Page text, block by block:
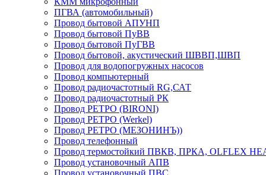
ПГВА (автомобильный)
Провод бытовой АПУНП
Провод бытовой ПуВВ
Провод бытовой ПуГВВ
Провод бытовой, акустический ШВВП,ШВП
Провод для водопогружных насосов
Провод компьютерный
Провод радиочастотный RG,САТ
Провод радиочастотный РК
Провод РЕТРО (BIRONI)
Провод РЕТРО (Werkel)
Провод РЕТРО (МЕЗОНИНЪ))
Провод телефонный
Провод термостойкий ПВКВ, ПРКА, OLFLEX
Провод установочный АПВ